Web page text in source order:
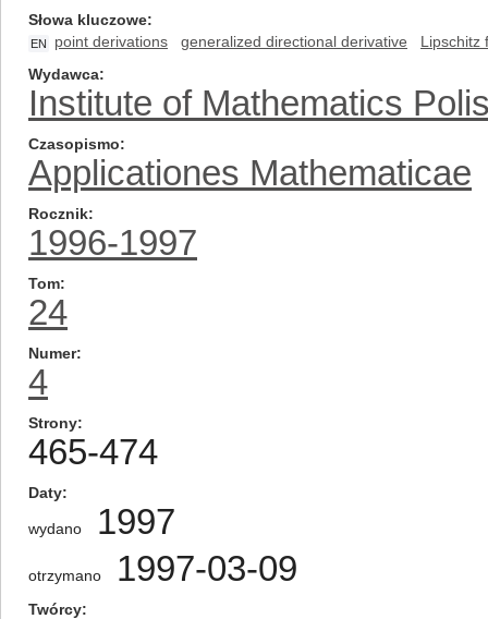
Słowa kluczowe
EN point derivations generalized directional derivative
Lipschitz
Wydawca
Institute of Mathematics
Czasopismo
Applicationes Mathematicae
Rocznik
1996-1997
Tom
24
Numer
4
Strony
465-474
Daty
wydano 1997
otrzymano 1997-03-09
Twórcy